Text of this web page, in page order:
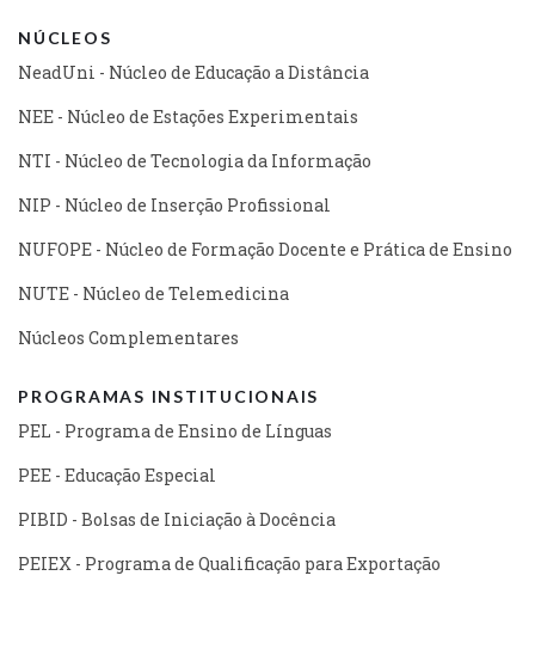
NÚCLEOS
NeadUni - Núcleo de Educação a Distância
NEE - Núcleo de Estações Experimentais
NTI - Núcleo de Tecnologia da Informação
NIP - Núcleo de Inserção Profissional
NUFOPE - Núcleo de Formação Docente e Prática de Ensino
NUTE - Núcleo de Telemedicina
Núcleos Complementares
PROGRAMAS INSTITUCIONAIS
PEL - Programa de Ensino de Línguas
PEE - Educação Especial
PIBID - Bolsas de Iniciação à Docência
PEIEX - Programa de Qualificação para Exportação